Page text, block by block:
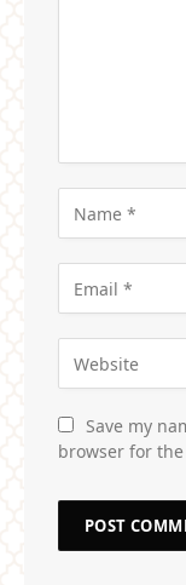
Save my
browser for